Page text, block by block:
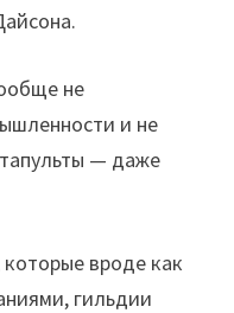
не
и не
— даже
вроде как
гильдии